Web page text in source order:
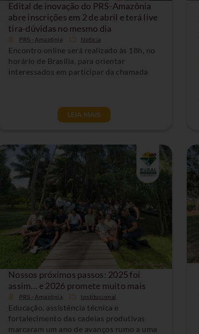
Edital de inovação do PRS-Amazônia
abre inscrições em 2 de abril e terá live
tira-dúvidas no mesmo dia
PRS - Amazônia Noticia
Encontro online será realizado às 18h, no
horário de Brasília, para orientar
interessados em participar da chamada
LEIA MAIS
Nossos próximos passos: 2025 foi
assim… e 2026 promete muito mais
PRS - Amazônia Institucional
Educação, assistência técnica e
fortalecimento das cadeias produtivas
marcaram um ano de avanços rumo a uma